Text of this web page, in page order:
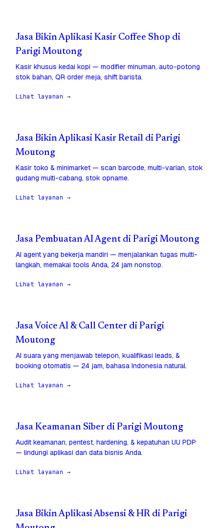
Jasa Bikin Aplikasi Kasir Coffee Shop di
Parigi Moutong
Kasir khusus kedai kopi — modifier minuman, auto-potong
stok bahan, QR order meja, shift barista.
Lihat layanan →
Jasa Bikin Aplikasi Kasir Retail di Parigi
Moutong
Kasir toko & minimarket — scan barcode, multi-varian, stok
gudang multi-cabang, stok opname.
Lihat layanan →
Jasa Pembuatan AI Agent di Parigi Moutong
AI agent yang bekerja mandiri — menjalankan tugas multi-
langkah, memakai tools Anda, 24 jam nonstop.
Lihat layanan →
Jasa Voice AI & Call Center di Parigi
Moutong
AI suara yang menjawab telepon, kualifikasi leads, &
booking otomatis — 24 jam, bahasa Indonesia natural.
Lihat layanan →
Jasa Keamanan Siber di Parigi Moutong
Audit keamanan, pentest, hardening, & kepatuhan UU PDP
— lindungi aplikasi dan data bisnis Anda.
Lihat layanan →
Jasa Bikin Aplikasi Absensi & HR di Parigi